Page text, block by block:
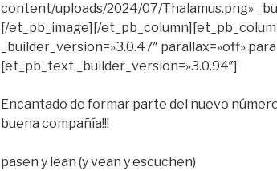
content/uploads/2024/07/Thalamus.png»
[/et_pb_image][/
_builder_version=»3.0.47″ parallax=»off»
[et_pb_text _builder_version=»3.0.94″]
Encantado de formar parte del nuevo
buena compañía!!!
pasen y lean (y vean y escuchen)